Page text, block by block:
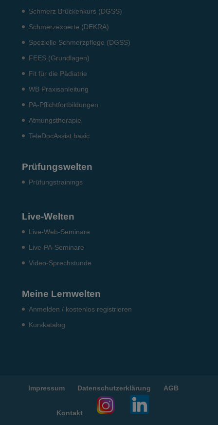
Schmerz Brückenkurs (DGSS)
Schmerzexperte (DEKRA)
Spezielle Schmerzpflege (DGSS)
FEES (Grundlagen)
Fit für die Pädiatrie
WB Praxisanleitung
PA-Pflichtfortbildungen
Atmungstherapie
TeleDocAssist basic
Prüfungswelten
Prü­fungs­trai­nings
Live-Welten
Live-Web-Seminare
Live-PA-Seminare
Video-Sprechstunde
Meine Lernwelten
Anmelden / kostenlos registrieren
Kurskatalog
Impressum Datenschutzerklärung AGB
Kontakt